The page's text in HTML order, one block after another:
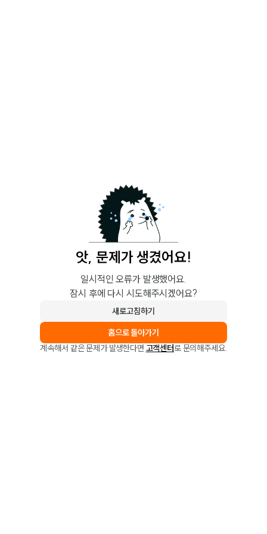
앗, 문제가 생겼어요!
일시적인 오류가 발생했어요.
잠시 후에 다시 시도해주시겠어요?
새로고침하기
홈으로 돌아가기
계속해서 같은 문제가 발생한다면 고객센터로 문의해주세요.